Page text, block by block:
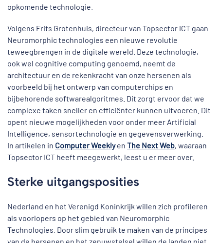
opkomende technologie.
Volgens Frits Grotenhuis, directeur van Topsector ICT gaan
Neuromorphic technologies een nieuwe revolutie
teweegbrengen in de digitale wereld. Deze technologie,
ook wel cognitive computing genoemd, neemt de
architectuur en de rekenkracht van onze hersenen als
voorbeeld bij het ontwerp van computerchips en
bijbehorende softwarealgoritmes. Dit zorgt ervoor dat we
complexe taken sneller en efficiënter kunnen uitvoeren. Dit
opent nieuwe mogelijkheden voor onder meer Artificial
Intelligence, sensortechnologie en gegevensverwerking.
In artikelen in Computer Weeklyen The Next Web, waaraan
Topsector ICT heeft meegewerkt, leest u er meer over.
Sterke uitgangsposities
Nederland en het Verenigd Koninkrijk willen zich profileren
als voorlopers op het gebied van Neuromorphic
Technologies. Door slim gebruik te maken van de principes